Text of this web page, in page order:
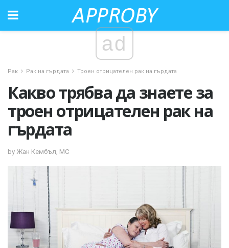
ad
Рак Рак на гърдата Троен отрицателен рак на гърдата
Какво трябва да знаете за
троен отрицателен рак на
гърдата
by Жан Кембъл, МС